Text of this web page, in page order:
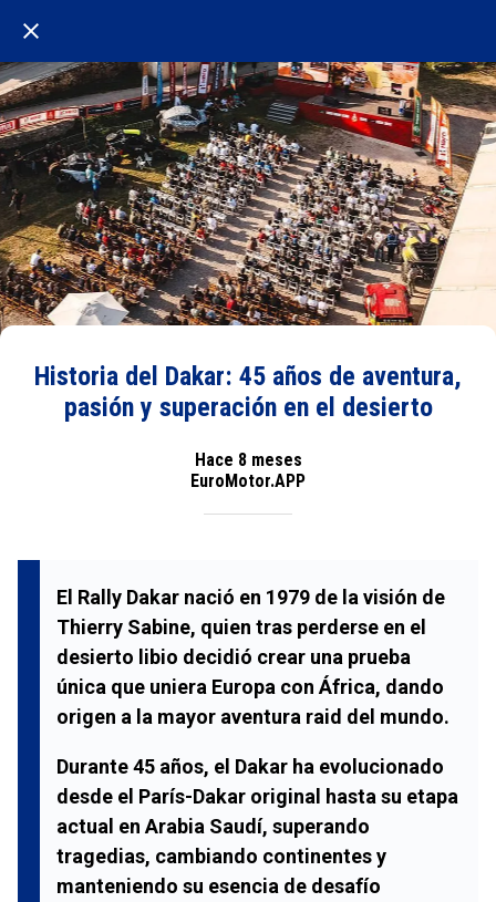
Historia del Dakar: 45 años de aventura,
pasión y superación en el desierto
Hace 8 meses
EuroMotor.APP
El Rally Dakar nació en 1979 de la visión de
Thierry Sabine, quien tras perderse en el
desierto libio decidió crear una prueba
única que uniera Europa con África, dando
origen a la mayor aventura raid del mundo.
Durante 45 años, el Dakar ha evolucionado
desde el París-Dakar original hasta su etapa
actual en Arabia Saudí, superando
tragedias, cambiando continentes y
manteniendo su esencia de desafío